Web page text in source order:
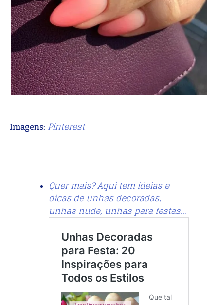
Imagens: Pinterest
Quer mais? Aqui tem ideias e
dicas de unhas decoradas,
unhas nude, unhas para festas…